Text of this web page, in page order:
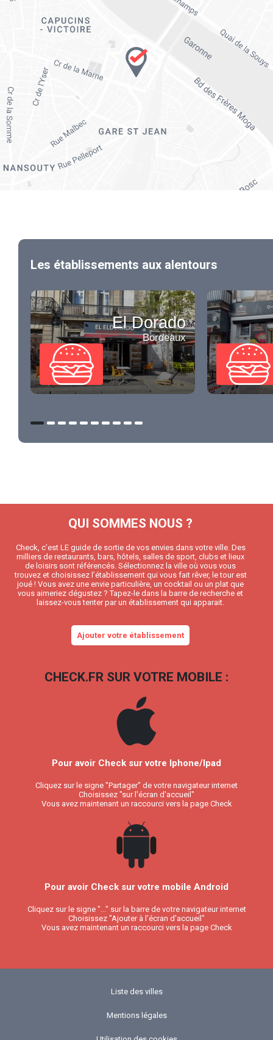
Les établissements aux alentours
El Dorado
Bordeaux
QUI SOMMES NOUS ?
Check, c’est LE guide de sortie de vos envies dans votre ville. Des
milliers de restaurants, bars, hôtels, salles de sport, clubs et lieux
de loisirs sont référencés. Sélectionnez la ville où vous vous
trouvez et choisissez l’établissement qui vous fait rêver, le tour est
joué ! Vous avez une envie particulière, un cocktail ou un plat que
vous aimeriez dégustez ? Tapez-le dans la barre de recherche et
laissez-vous tenter par un établissement qui apparait.
Ajouter votre établissement
CHECK.FR SUR VOTRE MOBILE :
Pour avoir Check sur votre Iphone/Ipad
Cliquez sur le signe "Partager" de votre navigateur internet
Choisissez "sur l'écran d'accueil"
Vous avez maintenant un raccourci vers la page Check
Pour avoir Check sur votre mobile Android
Cliquez sur le signe "..." sur la barre de votre navigateur internet
Choisissez "Ajouter à l'écran d'accueil"
Vous avez maintenant un raccourci vers la page Check
Liste des villes
Mentions légales